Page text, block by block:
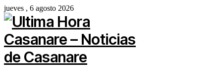
jueves , 6 agosto 2026